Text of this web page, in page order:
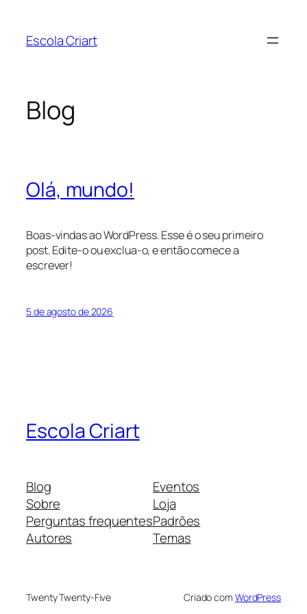
Escola Criart
Blog
Olá, mundo!
Boas-vindas ao WordPress. Esse é o seu primeiro
post. Edite-o ou exclua-o, e então comece a
escrever!
5 de agosto de 2026
Escola Criart
Blog
Sobre
Perguntas frequentes
Autores
Eventos
Loja
Padrões
Temas
Twenty Twenty-Five Criado com WordPress